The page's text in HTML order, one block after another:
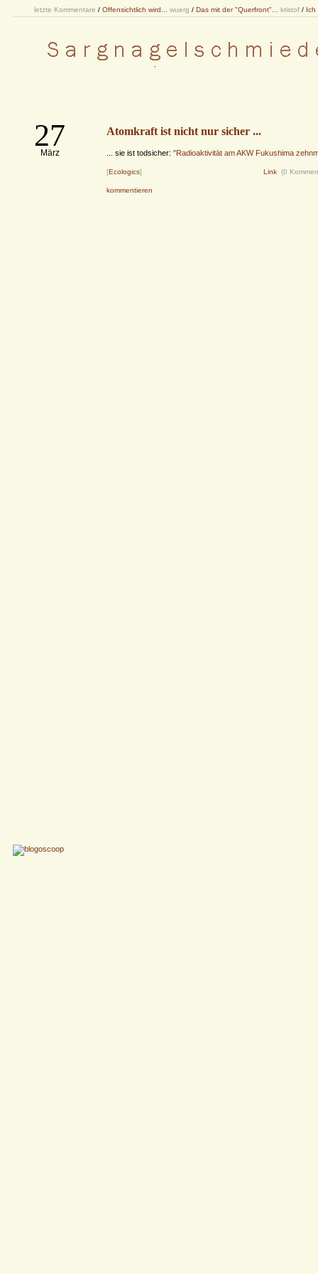
letzte Kommentare / Offensichtlich wird... wuerg / Das mit der "Querfront"... kristof / Ich
27
März
Atomkraft ist nicht nur sicher ...
... sie ist todsicher: "Radioaktivität am AKW Fukushima
[Ecologics] Link (0
kommentieren